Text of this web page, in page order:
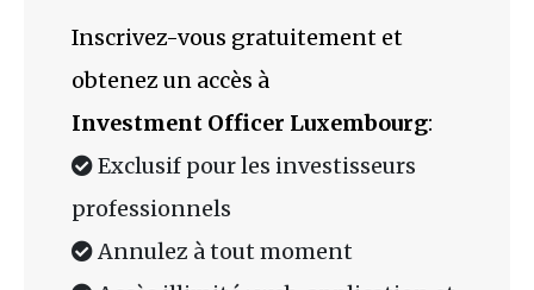
Inscrivez-vous gratuitement et
obtenez un accès à
Investment Officer Luxembourg:
Exclusif pour les investisseurs
professionnels
Annulez à tout moment